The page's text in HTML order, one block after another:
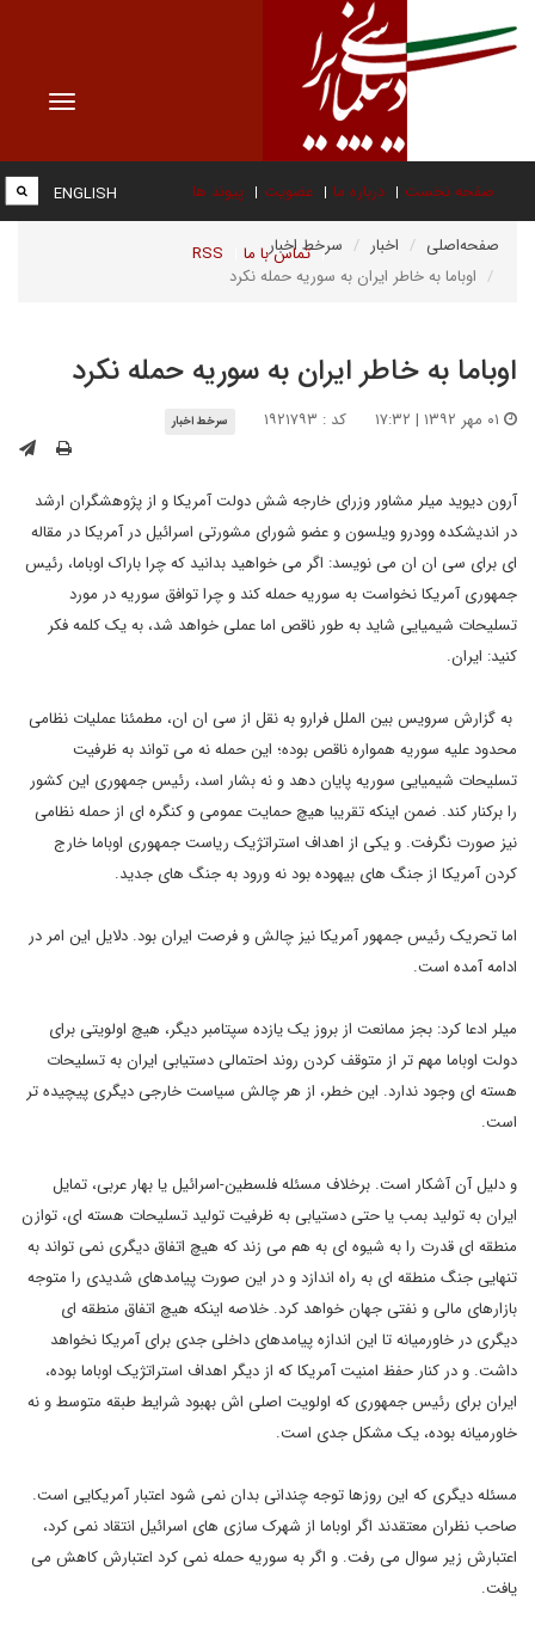
Toggle
صفحه نخست درباره ما عضویت پیوند ها
تماس با ما RSS
ENGLISH
صفحه‌اصلی اخبار
سرخط اخبار
اوباما به خاطر ایران به سوریه حمله نکرد
اوباما به خاطر ایران به سوریه حمله نکرد
کد : ۱۹۲۱۷۹۳ سرخط اخبار
آرون دیوید میلر مشاور وزرای خارجه شش دولت آمریکا و از پژوهشگران ارشد
در اندیشکده وودرو ویلسون و عضو شورای مشورتی اسرائیل در آمریکا در مقاله
ای برای سی ان ان می نویسد: اگر می خواهید بدانید که چرا باراک اوباما، رئیس
جمهوری آمریکا نخواست به سوریه حمله کند و چرا توافق سوریه در مورد
تسلیحات شیمیایی شاید به طور ناقص اما عملی خواهد شد، به یک کلمه فکر
کنید: ایران.
به گزارش سرویس بین الملل فرارو به نقل از سی ان ان، مطمئنا عملیات نظامی
محدود علیه سوریه همواره ناقص بوده؛ این حمله نه می تواند به ظرفیت
تسلیحات شیمیایی سوریه پایان دهد و نه بشار اسد، رئیس جمهوری این کشور
را برکنار کند. ضمن اینکه تقریبا هیچ حمایت عمومی و کنگره ای از حمله نظامی
نیز صورت نگرفت. و یکی از اهداف استراتژیک ریاست جمهوری اوباما خارج
کردن آمریکا از جنگ های بیهوده بود نه ورود به جنگ های جدید.
اما تحریک رئیس جمهور آمریکا نیز چالش و فرصت ایران بود. دلایل این امر در
ادامه آمده است.
میلر ادعا کرد: بجز ممانعت از بروز یک یازده سپتامبر دیگر، هیچ اولویتی برای
دولت اوباما مهم تر از متوقف کردن روند احتمالی دستیابی ایران به تسلیحات
هسته ای وجود ندارد. این خطر، از هر چالش سیاست خارجی دیگری پیچیده تر
است.
و دلیل آن آشکار است. برخلاف مسئله فلسطین-اسرائیل یا بهار عربی، تمایل
ایران به تولید بمب یا حتی دستیابی به ظرفیت تولید تسلیحات هسته ای، توازن
منطقه ای قدرت را به شیوه ای به هم می زند که هیچ اتفاق دیگری نمی تواند به
تنهایی جنگ منطقه ای به راه اندازد و در این صورت پیامدهای شدیدی را متوجه
بازارهای مالی و نفتی جهان خواهد کرد. خلاصه اینکه هیچ اتفاق منطقه ای
دیگری در خاورمیانه تا این اندازه پیامدهای داخلی جدی برای آمریکا نخواهد
داشت. و در کنار حفظ امنیت آمریکا که از دیگر اهداف استراتژیک اوباما بوده،
ایران برای رئیس جمهوری که اولویت اصلی اش بهبود شرایط طبقه متوسط و نه
خاورمیانه بوده، یک مشکل جدی است.
مسئله دیگری که این روزها توجه چندانی بدان نمی شود اعتبار آمریکایی است.
صاحب نظران معتقدند اگر اوباما از شهرک سازی های اسرائیل انتقاد نمی کرد،
اعتبارش زیر سوال می رفت. و اگر به سوریه حمله نمی کرد اعتبارش کاهش می
یافت.